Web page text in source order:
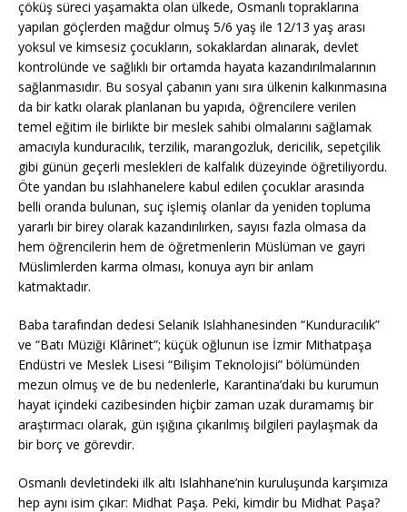
çöküş süreci yaşamakta olan ülkede, Osmanlı topraklarına
yapılan göçlerden mağdur olmuş 5/6 yaş ile 12/13 yaş arası
yoksul ve kimsesiz çocukların, sokaklardan alınarak, devlet
kontrolünde ve sağlıklı bir ortamda hayata kazandırılmalarının
sağlanmasıdır. Bu sosyal çabanın yanı sıra ülkenin kalkınmasına
da bir katkı olarak planlanan bu yapıda, öğrencilere verilen
temel eğitim ile birlikte bir meslek sahibi olmalarını sağlamak
amacıyla kunduracılık, terzilik, marangozluk, dericilik, sepetçilik
gibi günün geçerli meslekleri de kalfalık düzeyinde öğretiliyordu.
Öte yandan bu ıslahhanelere kabul edilen çocuklar arasında
belli oranda bulunan, suç işlemiş olanlar da yeniden topluma
yararlı bir birey olarak kazandırılırken, sayısı fazla olmasa da
hem öğrencilerin hem de öğretmenlerin Müslüman ve gayri
Müslimlerden karma olması, konuya ayrı bir anlam
katmaktadır.
Baba tarafından dedesi Selanik Islahhanesinden “Kunduracılık”
ve “Batı Müziği Klârinet”; küçük oğlunun ise İzmir Mithatpaşa
Endüstri ve Meslek Lisesi “Bilişim Teknolojisi” bölümünden
mezun olmuş ve de bu nedenlerle, Karantina’daki bu kurumun
hayat içindeki cazibesinden hiçbir zaman uzak duramamış bir
araştırmacı olarak, gün ışığına çıkarılmış bilgileri paylaşmak da
bir borç ve görevdir.
Osmanlı devletindeki ilk altı Islahhane’nin kuruluşunda karşımıza
hep aynı isim çıkar: Midhat Paşa. Peki, kimdir bu Midhat Paşa?